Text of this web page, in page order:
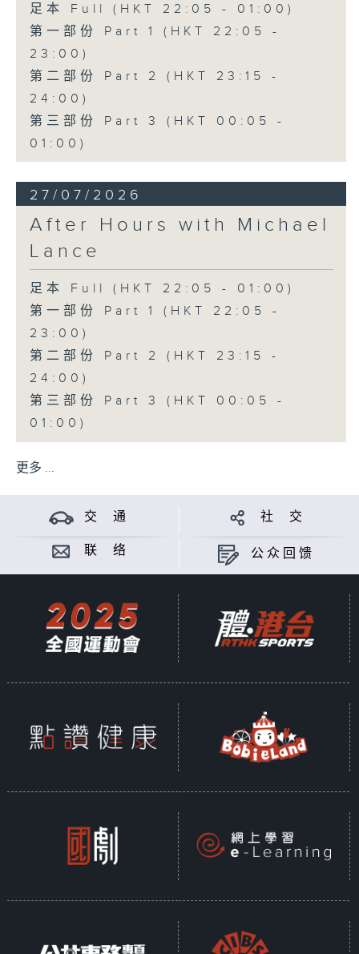
足本 Full (HKT 22:05 - 01:00)
第一部份 Part 1 (HKT 22:05 -
23:00)
第二部份 Part 2 (HKT 23:15 -
24:00)
第三部份 Part 3 (HKT 00:05 -
01:00)
27/07/2026
After Hours with Michael
Lance
足本 Full (HKT 22:05 - 01:00)
第一部份 Part 1 (HKT 22:05 -
23:00)
第二部份 Part 2 (HKT 23:15 -
24:00)
第三部份 Part 3 (HKT 00:05 -
01:00)
更多 ...
交 通 社 交
联 络 公众回馈